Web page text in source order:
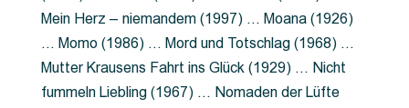
Mein Herz – niemandem (1997) … Moana (1926)
… Momo (1986) … Mord und Totschlag (1968) …
Mutter Krausens Fahrt ins Glück (1929) … Nicht
fummeln Liebling (1967) … Nomaden der Lüfte